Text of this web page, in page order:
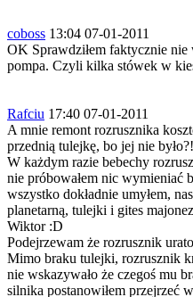
coboss 13:04 07-01-2011
OK Sprawdziłem faktycznie nie
pompa. Czyli kilka stówek w
Rafciu 17:40 07-01-2011
A mnie remont rozrusznika
przednią tulejkę, bo jej nie
W każdym razie bebechy
nie próbowałem nic wymieniać
wszystko dokładnie umyłem,
planetarną, tulejki i gites
Wiktor :D
Podejrzewam że rozrusznik
Mimo braku tulejki, rozrusznik
nie wskazywało że czegoś mu
silnika postanowiłem przejrzeć